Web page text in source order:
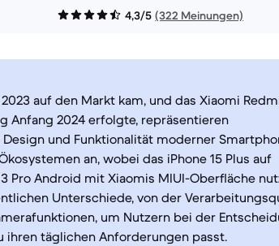
4,3/5 (322 Meinungen)
auf den Markt kam, und das Xiaomi
Anfang 2024 erfolgte, repräsentieren
und Funktionalität moderner
an, wobei das iPhone 15 Plus auf
Pro Android mit Xiaomis MIUI-Oberfläche
Unterschiede, von der
um Nutzern bei der
ihren täglichen Anforderungen passt.